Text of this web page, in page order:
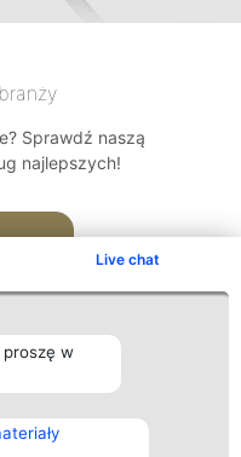
Live chat
proszę w
Sprawdź naszą
najlepszych!
Kontakt
Kontakt